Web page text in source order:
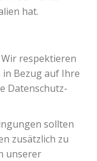
hat.
respektieren
Bezug auf Ihre
Datenschutz-
sollten
zusätzlich zu
unserer